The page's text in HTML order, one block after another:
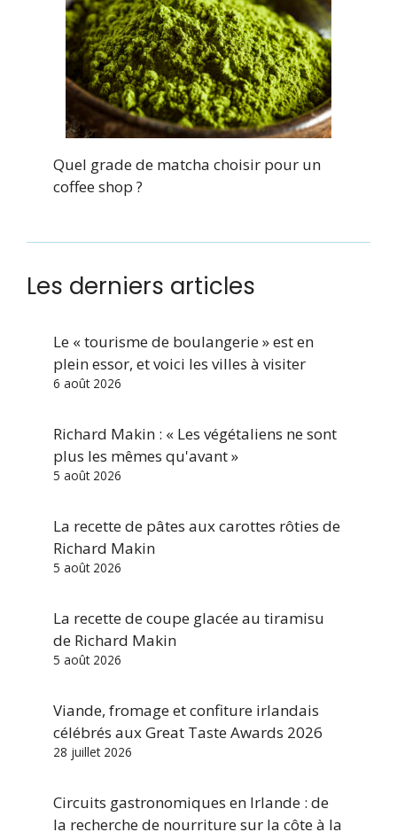
Quel grade de matcha choisir pour un
coffee shop ?
Les derniers articles
Le « tourisme de boulangerie » est en
plein essor, et voici les villes à visiter
6 août 2026
Richard Makin : « Les végétaliens ne sont
plus les mêmes qu'avant »
5 août 2026
La recette de pâtes aux carottes rôties de
Richard Makin
5 août 2026
La recette de coupe glacée au tiramisu
de Richard Makin
5 août 2026
Viande, fromage et confiture irlandais
célébrés aux Great Taste Awards 2026
28 juillet 2026
Circuits gastronomiques en Irlande : de
la recherche de nourriture sur la côte à la